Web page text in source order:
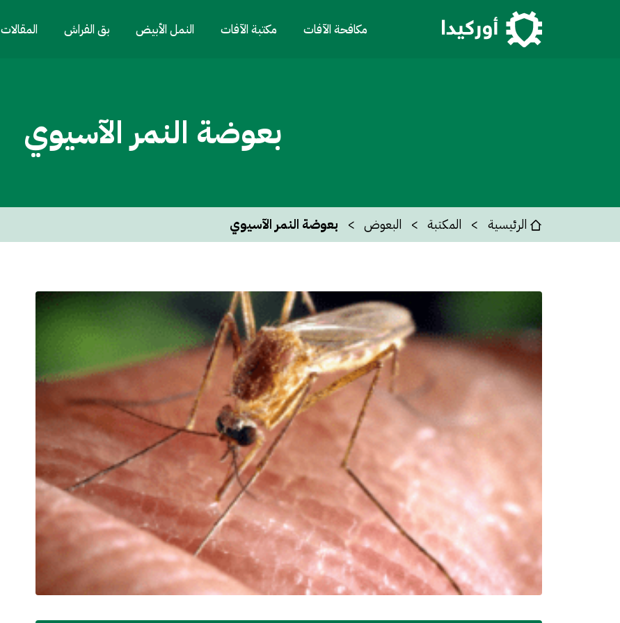
مكافحة الآفات مكتبة الآفات النمل الأبيض بق الفراش المقالات
بعوضة النمر الآسيوي
الرئيسية المكتبة البعوض بعوضة النمر الآسيوي